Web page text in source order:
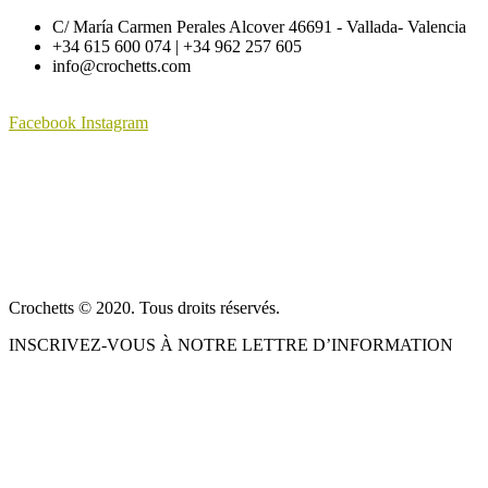
C/ María Carmen Perales Alcover 46691 - Vallada- Valencia
+34 615 600 074 | +34 962 257 605
info@crochetts.com
Facebook Instagram
Crochetts © 2020. Tous droits réservés.
INSCRIVEZ-VOUS À NOTRE LETTRE D’INFORMATION